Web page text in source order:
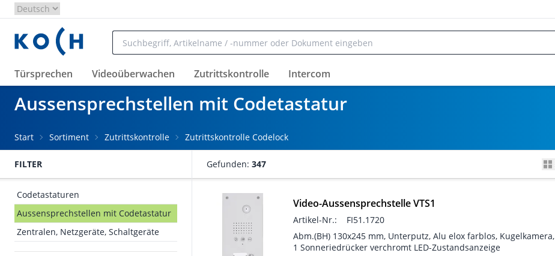
Zum Hauptinhalt springen
Türsprechen Videoüberwachen Zutrittskontrolle Intercom
Aussensprechstellen mit Codetastatur
Start Sortiment Zutrittskontrolle Zutrittskontrolle Codelock
FILTER
Codetastaturen
Aussensprechstellen mit Codetastatur
Zentralen, Netzgeräte, Schaltgeräte
Gefunden: 347
Video-Aussensprechstelle VTS1
Artikel-Nr.:
FI51.1720
Abm.(BH) 130x245 mm, Unterputz, Alu elox farblos, Kugelkamera,
1 Sonneriedrücker verchromt LED-Zustandsanzeige